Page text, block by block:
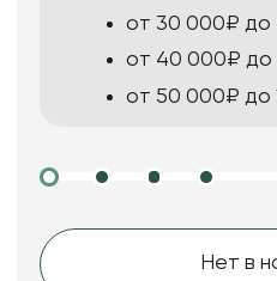
от 30 000₽ до
от 40 000₽ до
от 50 000₽ до
Нет в